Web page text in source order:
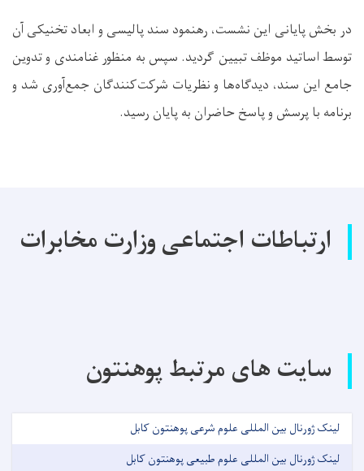
در بخش پایانی این نشست، رهنمود سند پالیسی و ابعاد تخنیکی آن
توسط اساتید موظف تبیین گردید. سپس به منظور غنامندی و تدوین
جامع این سند، دیدگاه‌ها و نظریات شرکت‌کنندگان جمع‌آوری شد و
برنامه با پرسش و پاسخ حاضران به پایان رسید.
ارتباطات اجتماعی وزارت مخابرات
سایت های مرتبط پوهنتون
لینک ژورنال بین المللی علوم شرعی پوهنتون کابل
لینک ژورنال بین المللی علوم طبیعی پوهنتون کابل